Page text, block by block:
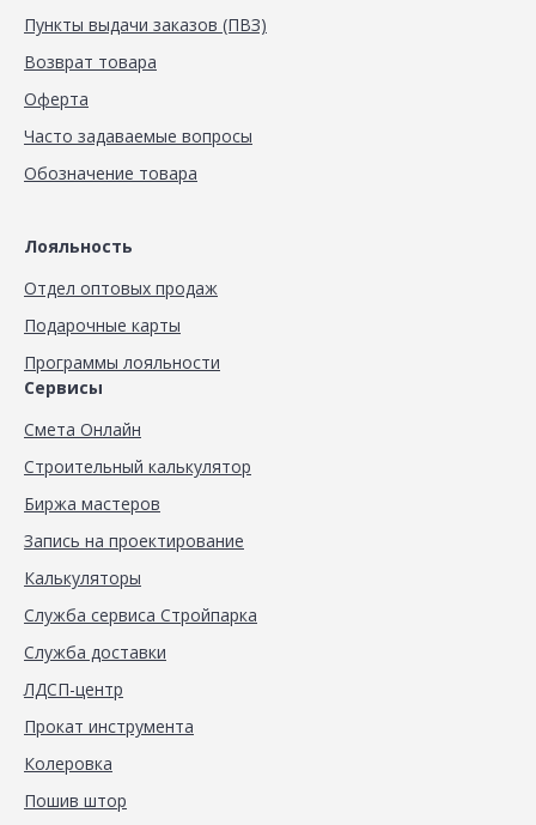
Пункты выдачи заказов (ПВЗ)
Возврат товара
Оферта
Часто задаваемые вопросы
Обозначение товара
Лояльность
Отдел оптовых продаж
Подарочные карты
Программы лояльности
Сервисы
Смета Онлайн
Строительный калькулятор
Биржа мастеров
Запись на проектирование
Калькуляторы
Служба сервиса Стройпарка
Служба доставки
ЛДСП-центр
Прокат инструмента
Колеровка
Пошив штор